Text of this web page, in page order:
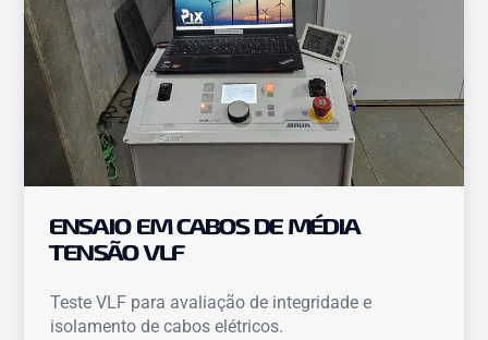
ENSAIO EM CABOS DE MÉDIA
TENSÃO VLF
Teste VLF para avaliação de integridade e
isolamento de cabos elétricos.